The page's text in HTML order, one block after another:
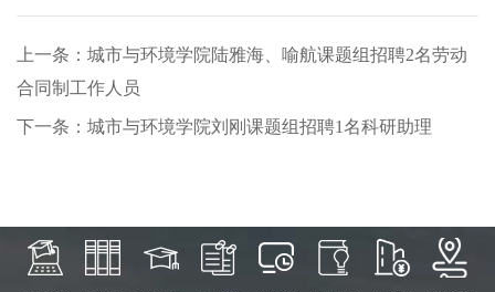
上一条：城市与环境学院陆雅海、喻航课题组招聘2名劳动
合同制工作人员
下一条：城市与环境学院刘刚课题组招聘1名科研助理